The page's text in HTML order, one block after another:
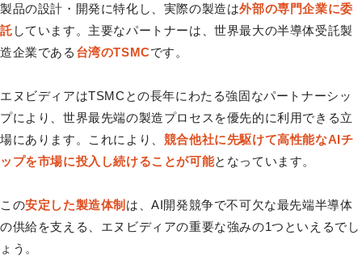
製品の設計・開発に特化し、実際の製造は外部の専門企業に委
託 しています。主要なパートナーは、世界最大の半導体受託製
造企業である 台湾のTSMCです。
エヌビディアはTSMCとの長年にわたる強固なパートナーシッ
プにより、世界最先端の製造プロセスを優先的に利用できる立
場にあります。これにより、 競合他社に先駆けて高性能なAIチ
ップを市場に投入し続けることが可能となっています。
この安定した製造体制 は、AI開発競争で不可欠な最先端半導体
の供給を支える、エヌビディアの重要な強みの1つといえるでし
ょう。